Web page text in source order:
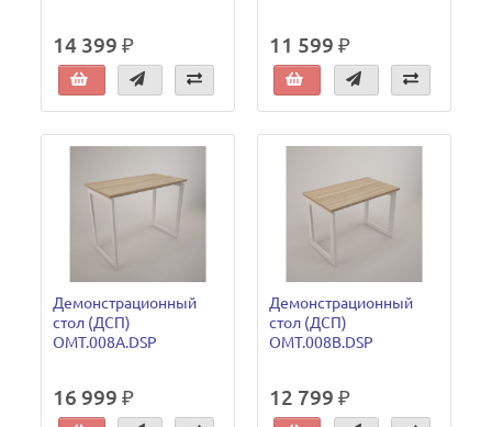
14 399 ₽ 11 599 ₽
Демонстрационный
стол (ДСП)
OMT.008A.DSP
16 999 ₽
Демонстрационный
стол (ДСП)
OMT.008B.DSP
12 799 ₽